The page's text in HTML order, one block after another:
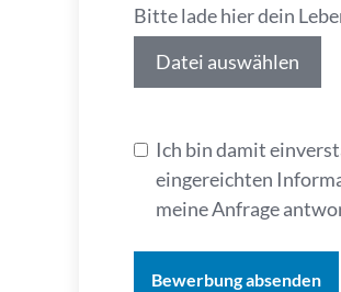
Bitte lade hier dein
Datei auswählen
Ich bin damit
eingereichten
meine Anfrage
Bewerbung absenden